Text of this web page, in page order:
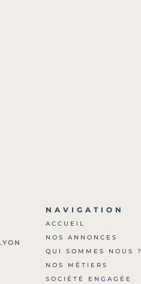
NAVIGATION
ACCUEIL
NOS ANNONCES
QUI SOMMES NOUS ?
NOS MÉTIERS
SOCIÉTÉ ENGAGÉE